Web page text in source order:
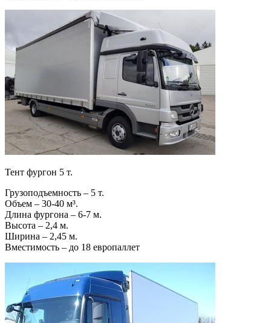
Тент фургон 5 т.
Грузоподъемность – 5 т.
Объем – 30-40 м³.
Длина фургона – 6-7 м.
Высота – 2,4 м.
Ширина – 2,45 м.
Вместимость – до 18 европаллет